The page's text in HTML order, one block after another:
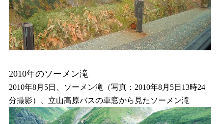
2010年のソーメン滝
2010年8月5日、ソーメン滝（写真：2010年8月5日13時24
分撮影）、立山高原バスの車窓から見たソーメン滝